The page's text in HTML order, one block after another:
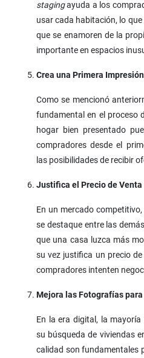
stagingayuda a los
usar cada habitación, lo
que se enamoren de la
importante en espacios
Crea una Primera
Como se mencionó
fundamental en el proceso
hogar bien presentado
compradores desde el
las posibilidades de recibir
Justifica el Precio de Venta
En un mercado
se destaque entre las
que una casa luzca más
su vez justifica un precio
compradores intenten
Mejora las Fotografías
En la era digital, la
su búsqueda de viviendas
calidad son fundamentales